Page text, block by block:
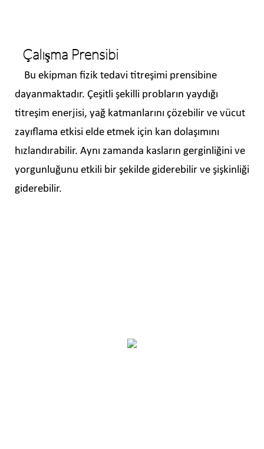
Çalışma Prensibi
Bu ekipman fizik tedavi titreşimi prensibine
dayanmaktadır. Çeşitli şekilli probların yaydığı
titreşim enerjisi, yağ katmanlarını çözebilir ve vücut
zayıflama etkisi elde etmek için kan dolaşımını
hızlandırabilir. Aynı zamanda kasların gerginliğini ve
yorgunluğunu etkili bir şekilde giderebilir ve şişkinliği
giderebilir.